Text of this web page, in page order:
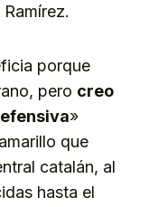
porque
pero creo
»
que
catalán, al
hasta el